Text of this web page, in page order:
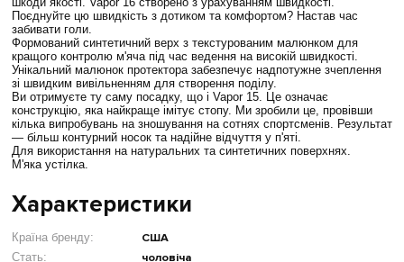
Поєднуйте цю швидкість з дотиком та комфортом? Настав час
забивати голи.
Формований синтетичний верх з текстурованим малюнком для
кращого контролю м'яча під час ведення на високій швидкості.
Унікальний малюнок протектора забезпечує надпотужне зчеплення
зі швидким вивільненням для створення поділу.
Ви отримуєте ту саму посадку, що і Vapor 15. Це означає
конструкцію, яка найкраще імітує стопу. Ми зробили це, провівши
кілька випробувань на зношування на сотнях спортсменів. Результат
— більш контурний носок та надійне відчуття у п'яті.
Для використання на натуральних та синтетичних поверхнях.
М'яка устілка.
Характеристики
Країна бренду: США
Стать: чоловіча